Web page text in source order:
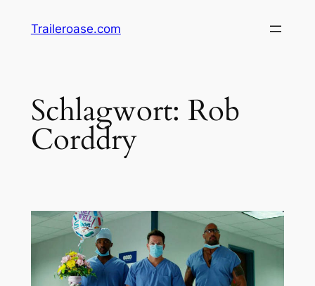
InhaltTraileroase.com
Schlagwort: Rob
Corddry